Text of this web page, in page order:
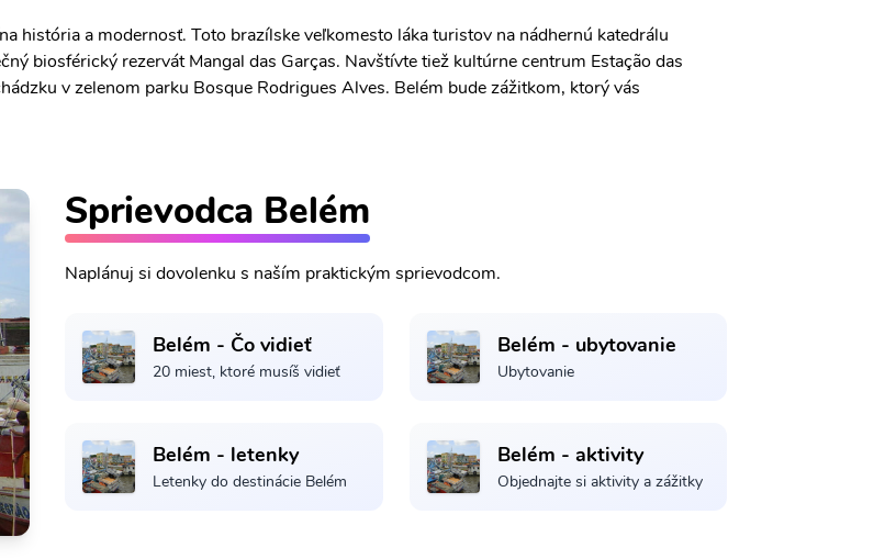
história a modernosť. Toto brazílske veľkomesto láka turistov na nádhernú katedrálu
biosférický rezervát Mangal das Garças. Navštívte tiež kultúrne centrum Estação das
v zelenom parku Bosque Rodrigues Alves. Belém bude zážitkom, ktorý vás
Sprievodca Belém
Naplánuj si dovolenku s naším praktickým sprievodcom.
Belém - Čo vidieť
20 miest, ktoré musíš vidieť
Belém - ubytovanie
Ubytovanie
Belém - letenky
Letenky do destinácie Belém
Belém - aktivity
Objednajte si aktivity a zážitky